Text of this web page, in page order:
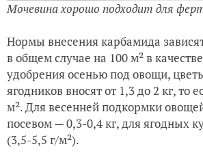
Мочевина хорошо подходит для
Нормы внесения карбамида
в общем случае на 100 м² в
удобрения осенью под овощи,
ягодников вносят от 1,3 до 2 кг, то
м². Для весенней подкормки
посевом — 0,3-0,4 кг, для ягодных
(3,5-5,5 г/м²).